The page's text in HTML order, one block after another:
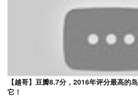
【越哥】豆瓣8.7分，2016年评分最高的
它！